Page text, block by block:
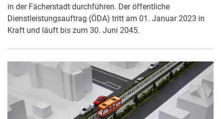
in der Fächerstadt durchführen. Der öffentliche
Dienstleistungsauftrag (ÖDA) tritt am 01. Januar 2023 in
Kraft und läuft bis zum 30. Juni 2045.